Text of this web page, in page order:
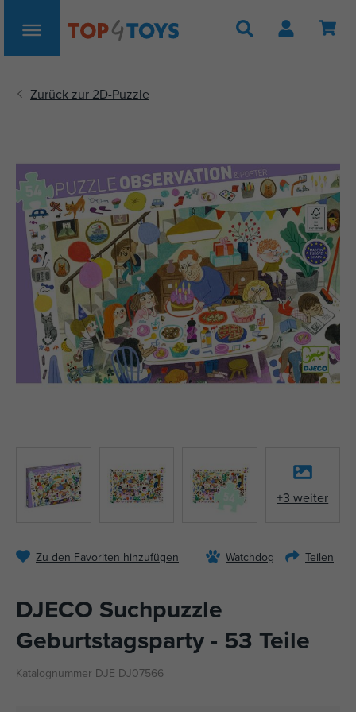
Suche
+3 weiter
Zu den Favoriten hinzufügen Watchdog Teilen
DJECO Suchpuzzle
Geburtstagsparty - 53 Teile
Katalognummer DJE DJ07566